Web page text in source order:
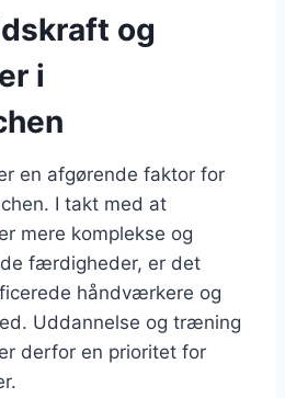
og
i
en afgørende faktor for
I takt med at
mere komplekse og
færdigheder, er det
håndværkere og
Uddannelse og træning
derfor en prioritet for